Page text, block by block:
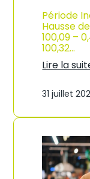
Période
Hausse
100,09 –
100,32…
Lire la
31 juillet